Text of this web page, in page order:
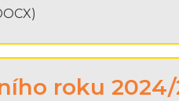
roku 2024/